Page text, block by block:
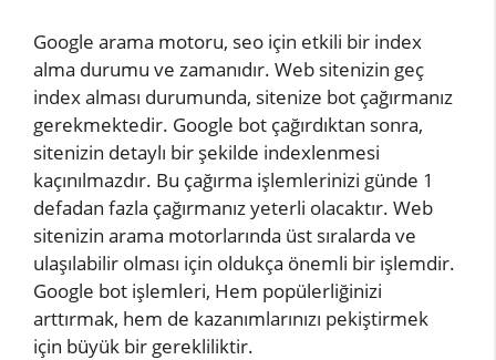
Google arama motoru, seo için etkili bir index
alma durumu ve zamanıdır. Web sitenizin geç
index alması durumunda, sitenize bot çağırmanız
gerekmektedir. Google bot çağırdıktan sonra,
sitenizin detaylı bir şekilde indexlenmesi
kaçınılmazdır. Bu çağırma işlemlerinizi günde 1
defadan fazla çağırmanız yeterli olacaktır. Web
sitenizin arama motorlarında üst sıralarda ve
ulaşılabilir olması için oldukça önemli bir işlemdir.
Google bot işlemleri, Hem popülerliğinizi
arttırmak, hem de kazanımlarınızı pekiştirmek
için büyük bir gerekliliktir.